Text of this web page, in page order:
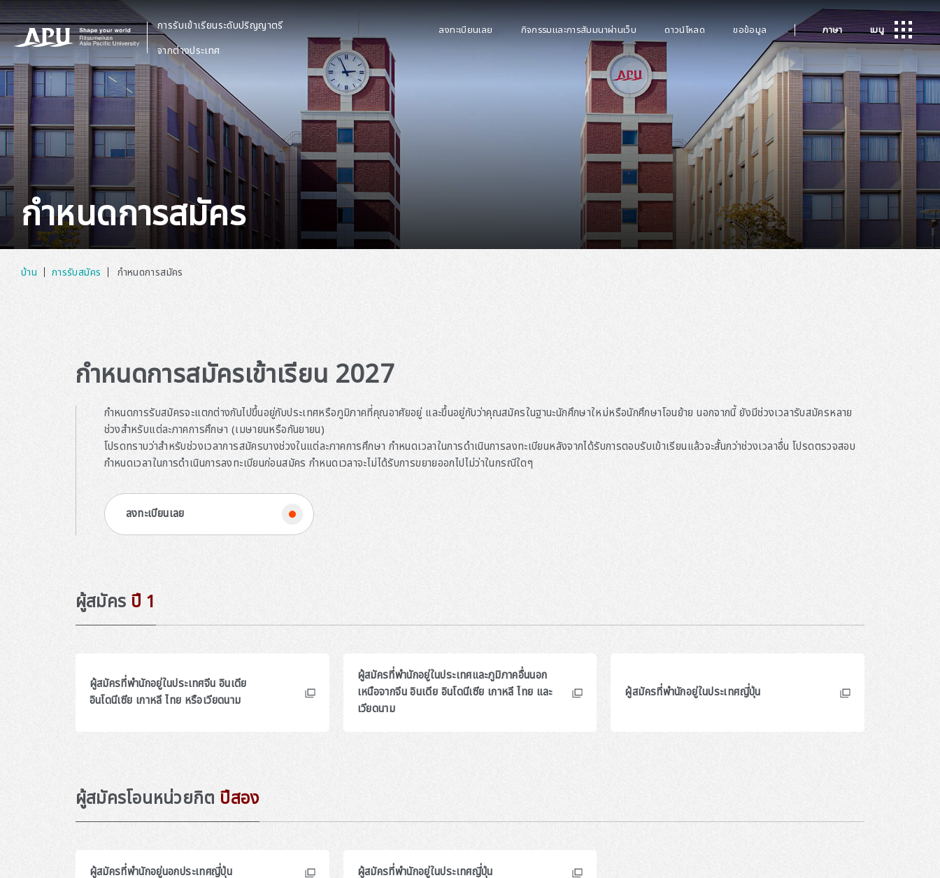
การรับเข้าเรียนระดับปริญญาตรี
​ ​
จากต่างประเทศ
ลงทะเบียนเลย กิจกรรมและการสัมมนาผ่านเว็บ ดาวน์โหลด ขอข้อมูล ภาษา เมนู
กำหนดการสมัคร
บ้าน การรับสมัคร กำหนดการสมัคร
กำหนดการสมัครเข้าเรียน 2027
กำหนดการรับสมัครจะแตกต่างกันไปขึ้นอยู่กับประเทศหรือภูมิภาคที่คุณอาศัยอยู่ และขึ้นอยู่กับว่าคุณสมัครในฐานะนักศึกษาใหม่หรือนักศึกษาโอนย้าย นอกจากนี้ ยังมีช่วงเวลารับสมัครหลาย
ช่วงสำหรับแต่ละภาคการศึกษา (เมษายนหรือกันยายน)
โปรดทราบว่าสำหรับช่วงเวลาการสมัครบางช่วงในแต่ละภาคการศึกษา กำหนดเวลาในการดำเนินการลงทะเบียนหลังจากได้รับการตอบรับเข้าเรียนแล้วจะสั้นกว่าช่วงเวลาอื่น โปรดตรวจสอบ
กำหนดเวลาในการดำเนินการลงทะเบียนก่อนสมัคร กำหนดเวลาจะไม่ได้รับการขยายออกไปไม่ว่าในกรณีใดๆ
ลงทะเบียนเลย
ผู้สมัคร ปี 1
ผู้สมัครที่พำนักอยู่ในประเทศจีน อินเดีย
อินโดนีเซีย เกาหลี ไทย หรือเวียดนาม
ผู้สมัครที่พำนักอยู่ในประเทศและภูมิภาคอื่นนอก
เหนือจากจีน อินเดีย อินโดนีเซีย เกาหลี ไทย และ
เวียดนาม
ผู้สมัครที่พำนักอยู่ในประเทศญี่ปุ่น
ผู้สมัครโอนหน่วยกิต ปีสอง
ผู้สมัครที่พำนักอยู่นอกประเทศญี่ปุ่น ผู้สมัครที่พำนักอยู่ในประเทศญี่ปุ่น